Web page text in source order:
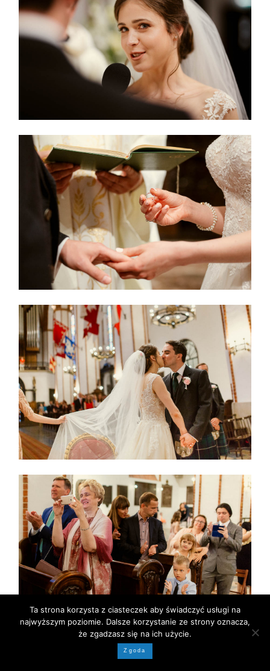
Ta strona korzysta z ciasteczek aby świadczyć usługi na
najwyższym poziomie. Dalsze korzystanie ze strony oznacza,
że zgadzasz się na ich użycie.
Zgoda